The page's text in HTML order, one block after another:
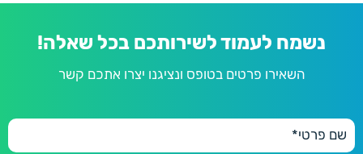
נשמח לעמוד לשירותכם בכל שאלה!
השאירו פרטים בטופס ונציגנו יצרו אתכם קשר